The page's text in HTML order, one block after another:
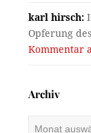
karl hirsch:
Opferung
Kommentar
Archiv